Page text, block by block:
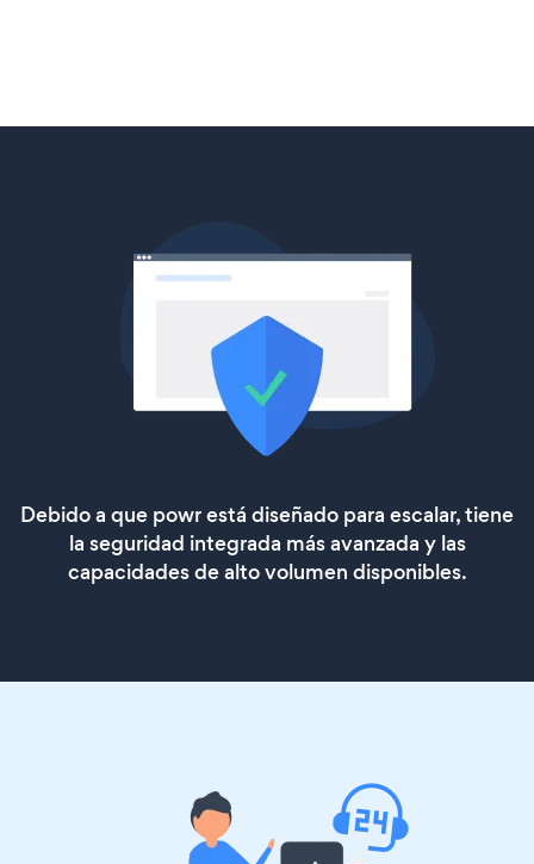
Debido a que powr está diseñado para escalar, tiene
la seguridad integrada más avanzada y las
capacidades de alto volumen disponibles.